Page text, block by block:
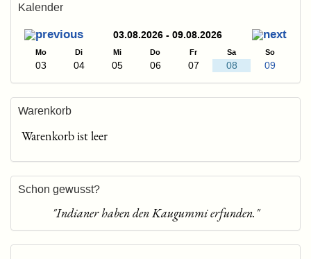
Kalender
03.08.2026 - 09.08.2026
Mo Di Mi Do Fr Sa So
03 04 05 06 07 08 09
Warenkorb
Warenkorb ist leer
Schon gewusst?
"Indianer haben den Kaugummi erfunden."